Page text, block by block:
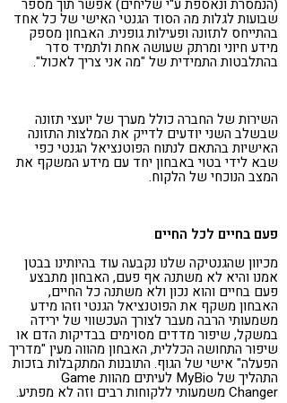
(הנמסרת ונאספת ע"י שליחים) אפשר תוך מספר
שבועות לגלות מה הסוד הגנטי האישי של כל אחד
בהתייחס לתזונה ופעילות גופנית. האבחון מספק
מידע חיוני ומרתק שעושה אחת ולתמיד סדר
בהתלבטות התמידית של "מה אני צריך לאכול".
השירות של החברה כולל מערך של יועצי תזונה
שבשלב השני יודעים לדייק את המלצות התזונה
האישיות בהתאם לנתוח הפוטנציאל הגנטי כפי
שבא לידי בטוי באבחון יחד עם מידע המשקף את
המצב הנוכחי של הלקוח.
פעם בחיים לכל החיים
מכיוון שהגנטיקה שלנו נקבעה עוד בהיותינו בבטן
אמנו והיא לא משתנה אף פעם, האבחון מתבצע
פעם בחיים והוא נכון ולא משתנה כל החיים,
האבחון משקף את הפוטנציאל הגנטי וזהו מידע
משמעותי הרבה מעבר לצורך העכשווי של ירידה
במשקל, שיפור מדדים מסוימים בבדיקות הדם או
שיפור התחושה הכללית, האבחון מהווה מעין "מדריך
הפעלה" אישי של הגוף. התובנות המתקבלות בזכות
התהליך של MyBio לעיתים מהוות Game
Changer משמעותי ללקוחות רבים וזה לא מפתיע.